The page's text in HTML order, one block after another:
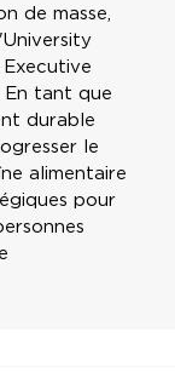
de masse,
En tant que
durable
le
alimentaire
pour